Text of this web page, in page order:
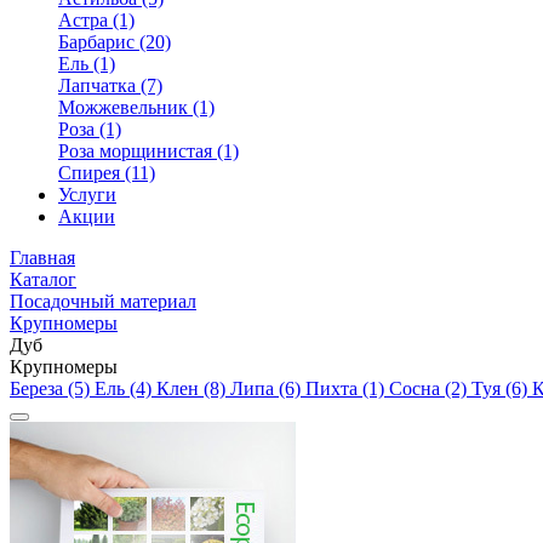
Астра (1)
Барбарис (20)
Ель (1)
Лапчатка (7)
Можжевельник (1)
Роза (1)
Роза морщинистая (1)
Спирея (11)
Услуги
Акции
Главная
Каталог
Посадочный материал
Крупномеры
Дуб
Крупномеры
Береза (5) Ель (4) Клен (8) Липа (6) Пихта (1) Сосна (2) Туя (6)